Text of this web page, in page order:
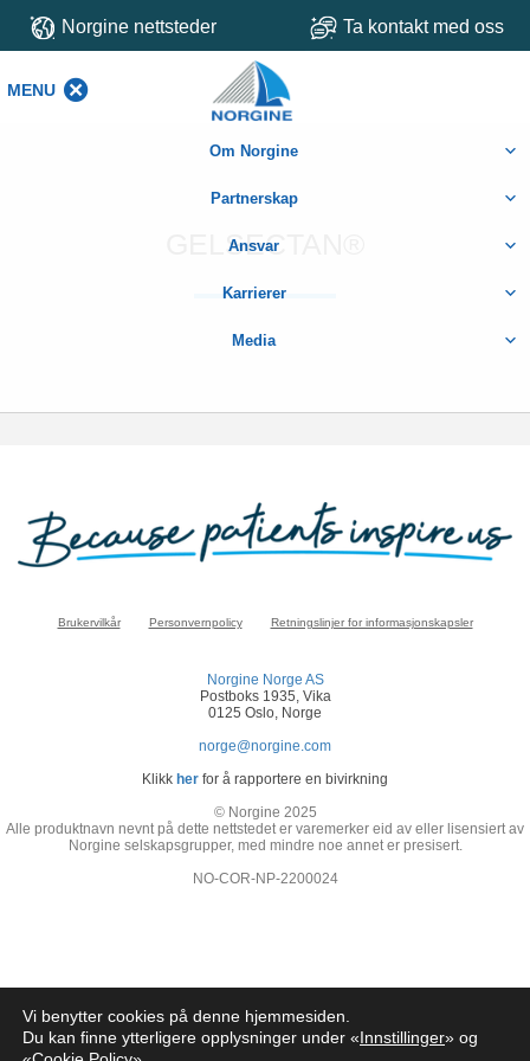
Norgine nettsteder Ta kontakt med oss
MENU
Om Norgine
Partnerskap
Ansvar
Karrierer
Media
GELSECTAN®
Brukervilkår Personvernpolicy Retningslinjer for informasjonskapsler
Norgine Norge AS
Postboks 1935, Vika
0125 Oslo, Norge
norge@norgine.com
Klikk her for å rapportere en bivirkning
© Norgine 2025
Alle produktnavn nevnt på dette nettstedet er varemerker eid av eller lisensiert av
Norgine selskapsgrupper, med mindre noe annet er presisert.
NO-COR-NP-2200024
Vi benytter cookies på denne hjemmesiden.
Du kan finne ytterligere opplysninger under «Innstillinger» og